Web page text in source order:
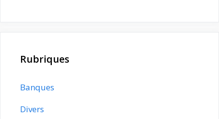
Rubriques
Banques
Divers